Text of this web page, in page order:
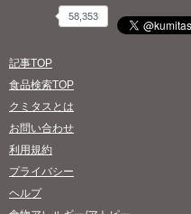
58,353
記事TOP
食品検索TOP
クミタスとは
お問い合わせ
利用規約
プライバシー
ヘルプ